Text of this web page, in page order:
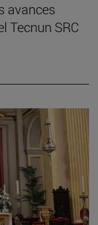
avances
Tecnun SRC